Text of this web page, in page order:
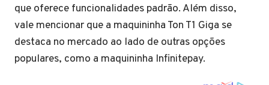
que oferece funcionalidades padrão. Além disso,
vale mencionar que a maquininha Ton T1 Giga se
destaca no mercado ao lado de outras opções
populares, como a maquininha Infinitepay.